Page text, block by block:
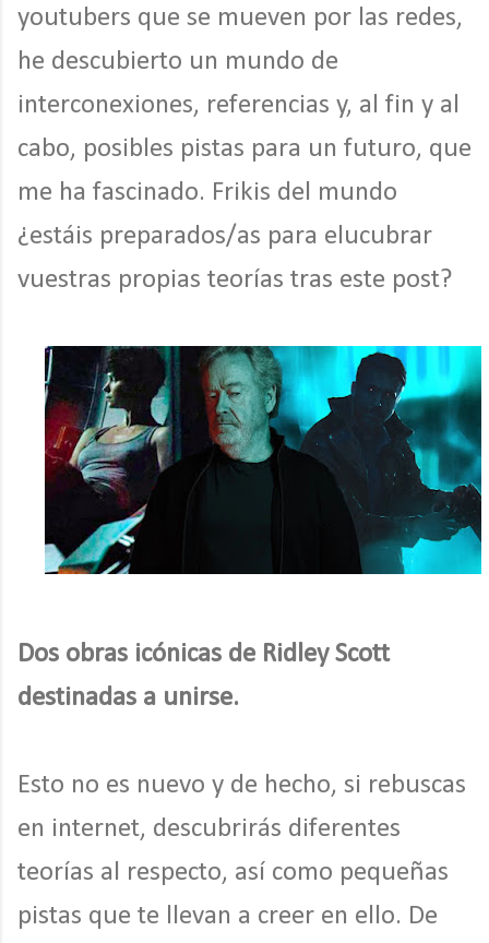
youtubers que se mueven por las redes,
he descubierto un mundo de
interconexiones, referencias y, al fin y al
cabo, posibles pistas para un futuro, que
me ha fascinado. Frikis del mundo
¿estáis preparados/as para elucubrar
vuestras propias teorías tras este post?
Dos obras icónicas de Ridley Scott
destinadas a unirse.
Esto no es nuevo y de hecho, si rebuscas
en internet, descubrirás diferentes
teorías al respecto, así como pequeñas
pistas que te llevan a creer en ello. De